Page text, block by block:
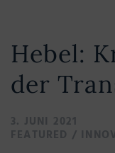
Hebel:
der
3. JUNI 2021
FEATURED /